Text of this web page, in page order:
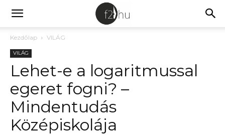
Kezdőlap VILÁG
VILÁG
Lehet-e a logaritmussal
egeret fogni? –
Mindentudás
Középiskolája